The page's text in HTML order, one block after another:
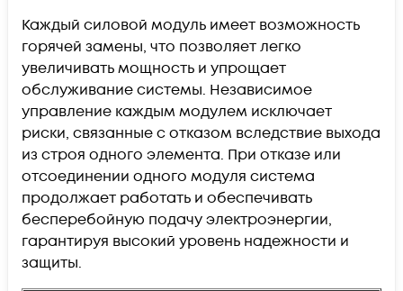
Каждый силовой модуль имеет возможность
горячей замены, что позволяет легко
увеличивать мощность и упрощает
обслуживание системы. Независимое
управление каждым модулем исключает
риски, связанные с отказом вследствие выхода
из строя одного элемента. При отказе или
отсоединении одного модуля система
продолжает работать и обеспечивать
бесперебойную подачу электроэнергии,
гарантируя высокий уровень надежности и
защиты.